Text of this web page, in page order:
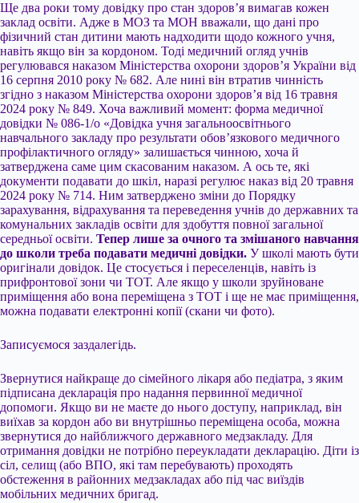
Ще два роки тому довідку про стан здоров’я вимагав кожен
заклад освіти. Адже в МОЗ та МОН вважали, що дані про
фізичний стан дитини мають надходити щодо кожного учня,
навіть якщо він за кордоном. Тоді медичний огляд учнів
регулювався наказом Міністерства охорони здоров’я України від
16 серпня 2010 року № 682. Але нині він втратив чинність
згідно з наказом Міністерства охорони здоров’я від 16 травня
2024 року № 849. Хоча важливий момент: форма медичної
довідки № 086-1/о «Довідка учня загальноосвітнього
навчального закладу про результати обов’язкового медичного
профілактичного огляду» залишається чинною, хоча й
затверджена саме цим скасованим наказом. А ось те, які
документи подавати до шкіл, наразі регулює наказ від 20 травня
2024 року № 714. Ним затверджено зміни до Порядку
зарахування, відрахування та переведення учнів до державних та
комунальних закладів освіти для здобуття повної загальної
середньої освіти. Тепер лише за очного та змішаного навчання
до школи треба подавати медичні довідки. У школі мають бути
оригінали довідок. Це стосується і переселенців, навіть із
прифронтової зони чи ТОТ. Але якщо у школи зруйноване
приміщення або вона переміщена з ТОТ і ще не має приміщення,
можна подавати електронні копії (скани чи фото).
Записуємося заздалегідь.
Звернутися найкраще до сімейного лікаря або педіатра, з яким
підписана декларація про надання первинної медичної
допомоги. Якщо ви не маєте до нього доступу, наприклад, він
виїхав за кордон або ви внутрішньо переміщена особа, можна
звернутися до найближчого державного медзакладу. Для
отримання довідки не потрібно переукладати декларацію. Діти із
сіл, селищ (або ВПО, які там перебувають) проходять
обстеження в районних медзакладах або під час виїздів
мобільних медичних бригад.